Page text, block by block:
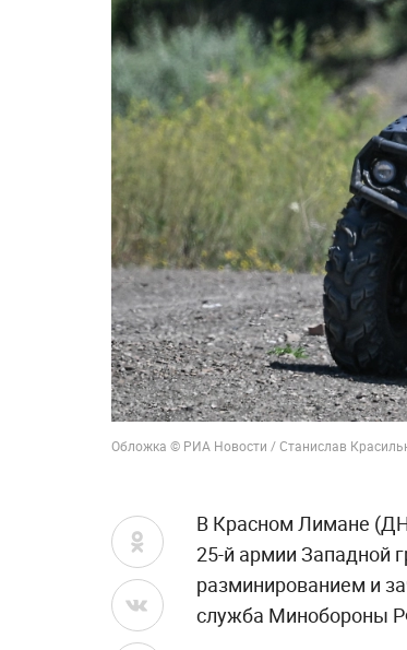
Обложка © РИА Новости / Станислав
В Красном Лимане
25-й армии Западной
разминированием и
служба Минобороны